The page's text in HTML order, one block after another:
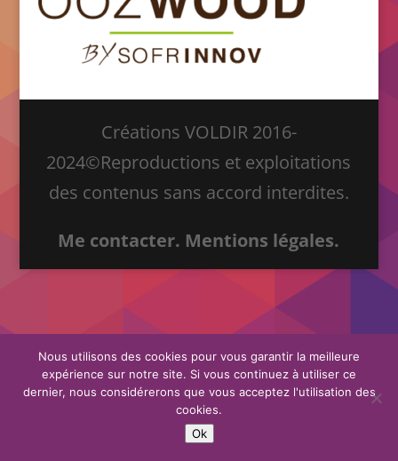
Créations VOLDIR 2016-
2024©Reproductions et exploitations
des contenus sans accord interdites.
Me contacter. Mentions légales.
Nous utilisons des cookies pour vous garantir la meilleure
expérience sur notre site. Si vous continuez à utiliser ce
dernier, nous considérerons que vous acceptez l'utilisation des
cookies.
Ok